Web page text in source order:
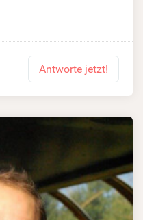
Antworte jetzt!